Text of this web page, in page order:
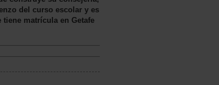
del curso escolar y es
matrícula en Getafe